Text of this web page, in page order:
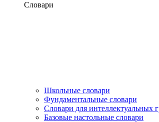
Словари
Школьные словари
Фундаментальные словари
Словари для интеллектуальных
Базовые настольные словари